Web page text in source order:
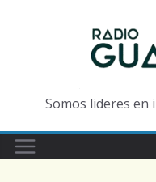
Somos lideres en